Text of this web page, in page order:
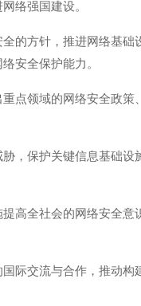
络强国建设。
的方针，推进网络基础
安全保护能力。
点领域的网络安全政策
保护关键信息基础设
高全社会的网络安全意
际交流与合作，推动构